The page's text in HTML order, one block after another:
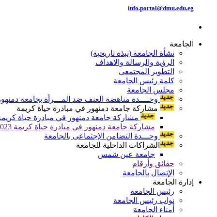
info.portal@dmu.edu.eg
الجامعة
نشأة الجامعة (نبذة تاريخية)
الرؤية والرسالة والاهداف
التطوير المجتمعى
كلمة رئيس الجامعة
مجلس الجامعة
وحــــدة مناهضة العنف ضد المـــرأة بجامعة
مشاركة جامعة دمنهور في مبادرة حياة كريمة
مشاركة جامعة دمنهور في مبادرة حياة كريمة
مشاركة جامعة دمنهور في مبادرة حياة كريمة 2023
وحـــدة التضامن الإجتماعى بالجامعة
الشراكات الداخلية للجامعة
جامعة عين شمس
حقائق وأرقام
الإتصال بالجامعة
إدارة الجامعة
رئيس الجامعة
نواب رئيس الجامعة
أمناء الجامعة